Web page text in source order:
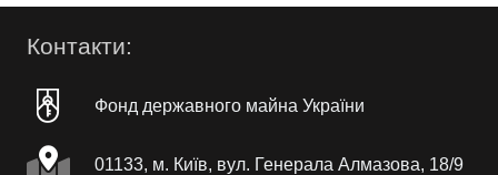
Контакти:
Фонд державного майна України
01133, м. Київ, вул. Генерала Алмазова, 18/9